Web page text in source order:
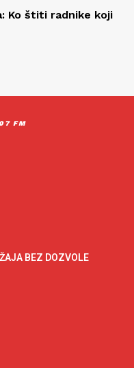
Ko štiti radnike koji
FM
BEZ DOZVOLE